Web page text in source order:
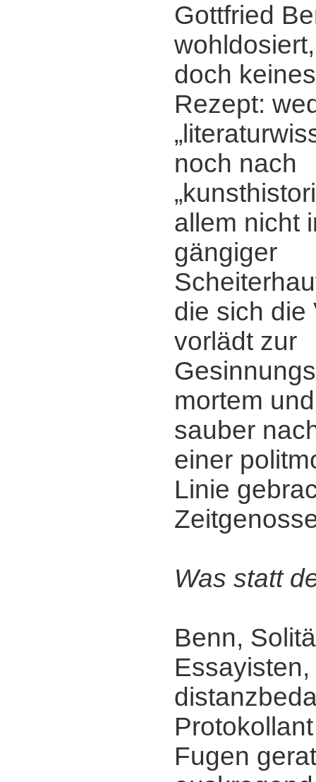
Gottfried
doch
Rezept:
noch nach
allem nicht
gängiger
die sich die
vorlädt zur
mortem
sauber
einer
Linie
Was statt
Benn,
Essayisten,
Fugen